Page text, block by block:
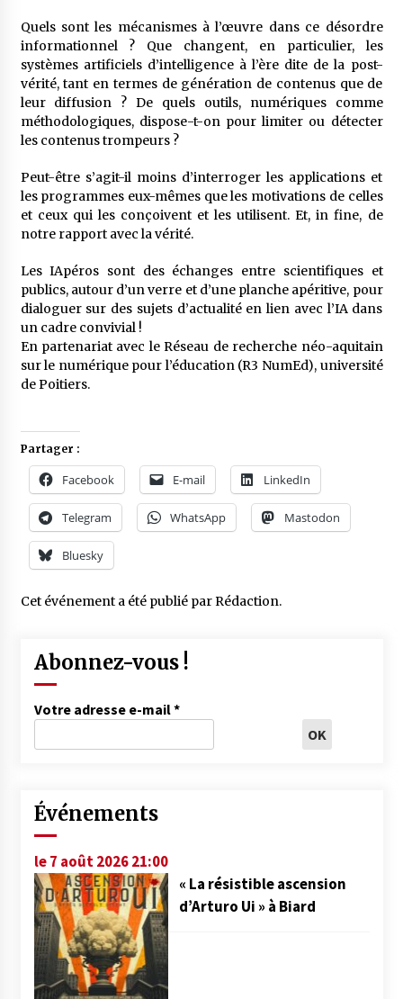
Quels sont les mécanismes à l’œuvre dans ce désordre
informationnel ? Que changent, en particulier, les
systèmes artificiels d’intelligence à l’ère dite de la post-
vérité, tant en termes de génération de contenus que de
leur diffusion ? De quels outils, numériques comme
méthodologiques, dispose-t-on pour limiter ou détecter
les contenus trompeurs ?
Peut-être s’agit-il moins d’interroger les applications et
les programmes eux-mêmes que les motivations de celles
et ceux qui les conçoivent et les utilisent. Et, in fine, de
notre rapport avec la vérité.
Les IApéros sont des échanges entre scientifiques et
publics, autour d’un verre et d’une planche apéritive, pour
dialoguer sur des sujets d’actualité en lien avec l’IA dans
un cadre convivial !
En partenariat avec le Réseau de recherche néo-aquitain
sur le numérique pour l’éducation (R3 NumEd), université
de Poitiers.
Partager :
Facebook E-mail LinkedIn
Telegram WhatsApp Mastodon
Bluesky
Cet événement a été publié parRédaction.
Abonnez-vous !
Votre adresse e-mail*
Événements
le 7 août 2026 21:00
« La résistible ascension
d’Arturo Ui » à Biard